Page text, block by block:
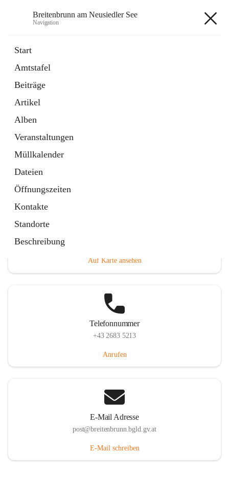
Breitenbrunn am Neusiedler See
Navigation
Start
Amtstafel
Beiträge
Artikel
Alben
Veranstaltungen
Müllkalender
Dateien
Öffnungszeiten
Kontakte
Standorte
Beschreibung
18 Schnellzugriffe
Gemeindeservice
Auf Karte ansehen
Telefonnummer
+43 2683 5213
Anrufen
E-Mail Adresse
post@breitenbrunn.bgld.gv.at
E-Mail schreiben